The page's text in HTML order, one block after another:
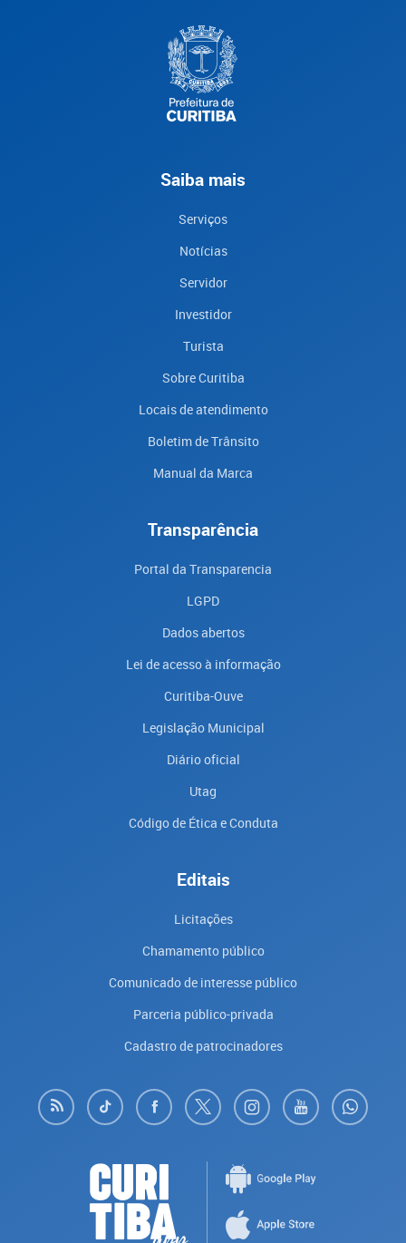
Saiba mais
Serviços
Notícias
Servidor
Investidor
Turista
Sobre Curitiba
Locais de atendimento
Boletim de Trânsito
Manual da Marca
Transparência
Portal da Transparencia
LGPD
Dados abertos
Lei de acesso à informação
Curitiba-Ouve
Legislação Municipal
Diário oficial
Utag
Código de Ética e Conduta
Editais
Licitações
Chamamento público
Comunicado de interesse público
Parceria público-privada
Cadastro de patrocinadores